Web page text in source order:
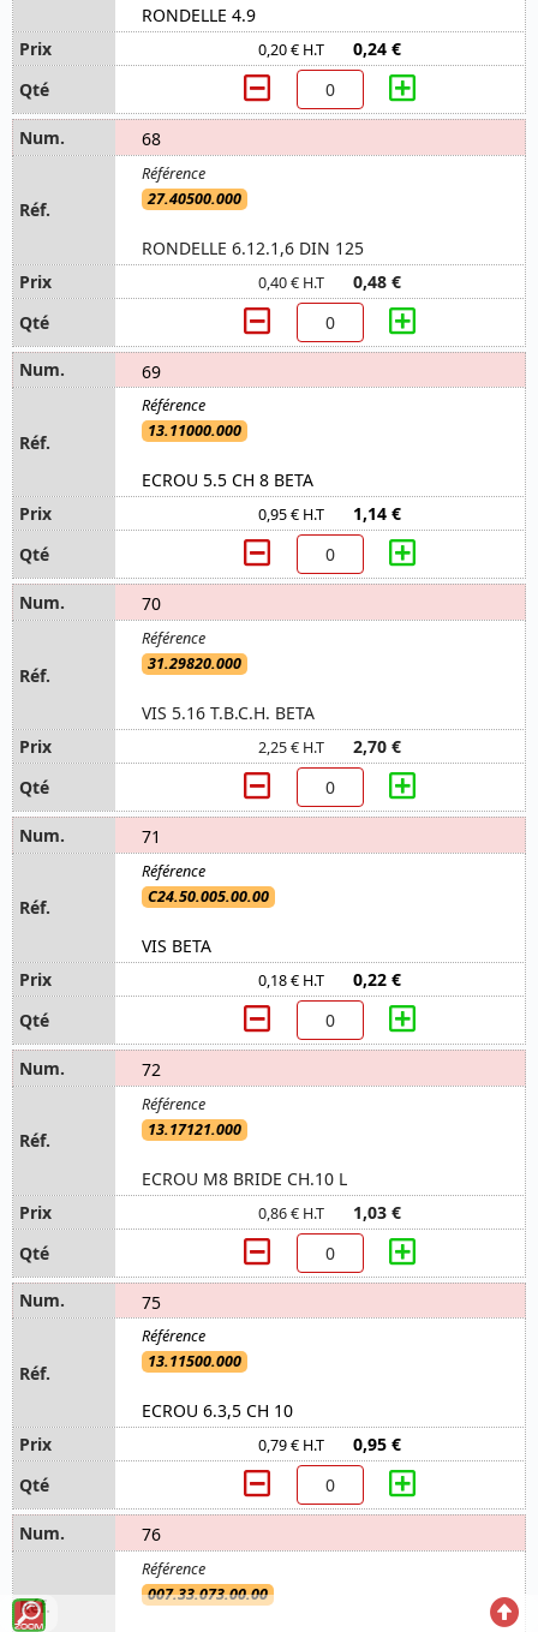
RONDELLE 4.9
0,20 € H.T 0,24 €
68
27.40500.000
RONDELLE 6.12.1,6 DIN 125
0,40 € H.T 0,48 €
69
13.11000.000
ECROU 5.5 CH 8 BETA
0,95 € H.T 1,14 €
70
31.29820.000
VIS 5.16 T.B.C.H. BETA
2,25 € H.T 2,70 €
71
C24.50.005.00.00
VIS BETA
0,18 € H.T 0,22 €
72
13.17121.000
ECROU M8 BRIDE CH.10 L
0,86 € H.T 1,03 €
75
13.11500.000
ECROU 6.3,5 CH 10
0,79 € H.T 0,95 €
76
007.33.073.00.00
Voir